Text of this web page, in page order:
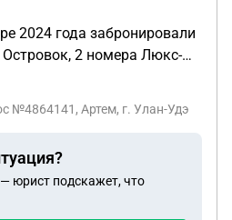
2024 года забронировали
Островок, 2 номера Люкс-
сообщение, за
эти номера,
и скидку 20% т.е.
можно сделать в данном
№4864141, Артем, г. Улан-Удэ
юрист подскажет, что